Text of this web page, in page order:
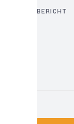
BERICHT